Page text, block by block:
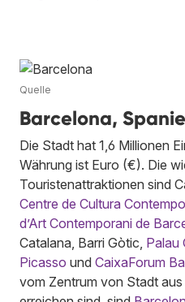
Quelle
Barcelona,
Die Stadt hat 1,6 Millionen
Währung ist Euro (€). Die
Touristenattraktionen sind
Centre de Cultura
d’Art Contemporani de
Catalana, Barri Gòtic, Palau
Picasso und CaixaForum
vom Zentrum von Stadt